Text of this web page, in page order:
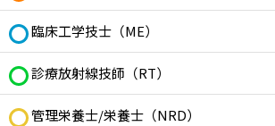
臨床工学技士（ME）
診療放射線技師（RT）
管理栄養士/栄養士（NRD）